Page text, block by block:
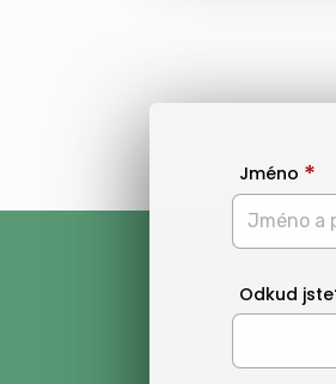
Jméno
Odkud